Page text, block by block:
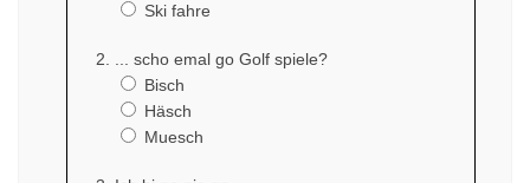
Ski fahre
... scho emal go Golf spiele?
Bisch
Häsch
Muesch